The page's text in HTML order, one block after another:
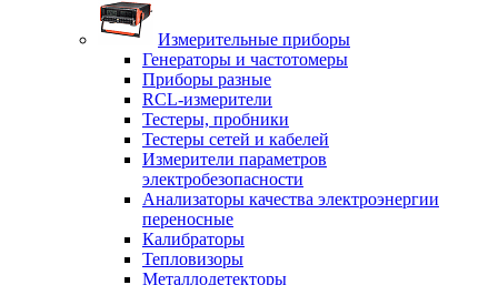
Измерительные приборы
Генераторы и частотомеры
Приборы разные
RCL-измерители
Тестеры, пробники
Тестеры сетей и кабелей
Измерители параметров
электробезопасности
Анализаторы качества электроэнергии
переносные
Калибраторы
Тепловизоры
Металлодетекторы